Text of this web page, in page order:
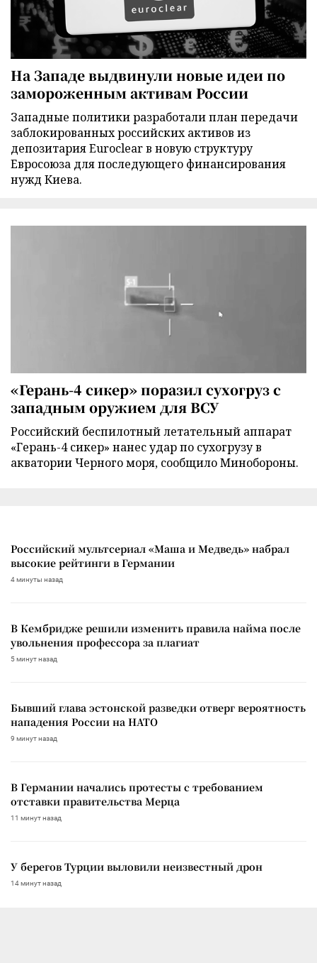
На Западе выдвинули новые идеи по
замороженным активам России
Западные политики разработали план передачи
заблокированных российских активов из
депозитария Euroclear в новую структуру
Евросоюза для последующего финансирования
нужд Киева.
«Герань-4 сикер» поразил сухогруз с
западным оружием для ВСУ
Российский беспилотный летательный аппарат
«Герань-4 сикер» нанес удар по сухогрузу в
акватории Черного моря, сообщило Минобороны.
Российский мультсериал «Маша и Медведь» набрал
высокие рейтинги в Германии
4 минуты назад
В Кембридже решили изменить правила найма после
увольнения профессора за плагиат
5 минут назад
Бывший глава эстонской разведки отверг вероятность
нападения России на НАТО
9 минут назад
В Германии начались протесты с требованием
отставки правительства Мерца
11 минут назад
У берегов Турции выловили неизвестный дрон
14 минут назад